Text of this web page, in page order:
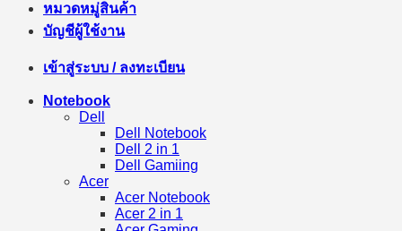
หมวดหมู่สินค้า
บัญชีผู้ใช้งาน
เข้าสู่ระบบ / ลงทะเบียน
Notebook
Dell
Dell Notebook
Dell 2 in 1
Dell Gamiing
Acer
Acer Notebook
Acer 2 in 1